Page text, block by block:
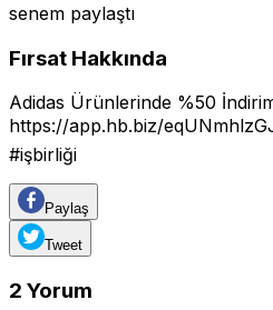
senem paylaştı
Fırsat Hakkında
Adidas Ürünlerinde %50
https://app.hb.biz/
#işbirliği
Paylaş
Tweet
2 Yorum